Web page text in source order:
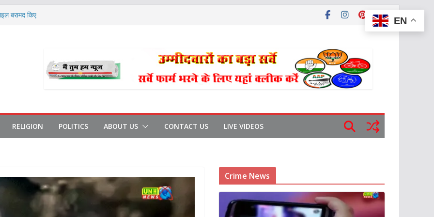
बरामद किए
अल्टीमेटम
बनाए
RELIGION POLITICS ABOUT US CONTACT US LIVE VIDEOS
Crime News
EN